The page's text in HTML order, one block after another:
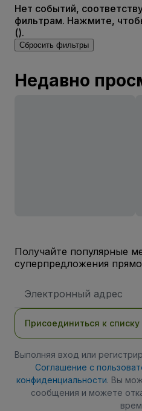
Нет событий,
фильтрам. Нажмите,
().
Сбросить фильтры
Недавно
Получайте популярные
суперпредложения
электронной
Присоединиться к списку
Выполняя вход или
Соглашение с
конфиденциальности. Вы
сообщения и можете